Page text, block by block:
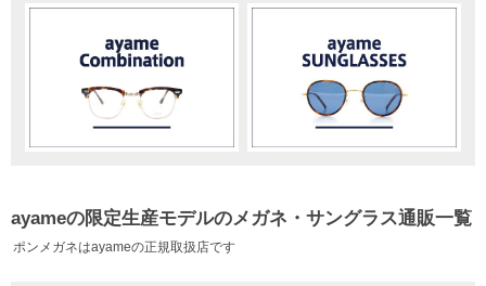
ayameの限定生産モデルのメガネ・サングラス通販一覧
ポンメガネはayameの正規取扱店です